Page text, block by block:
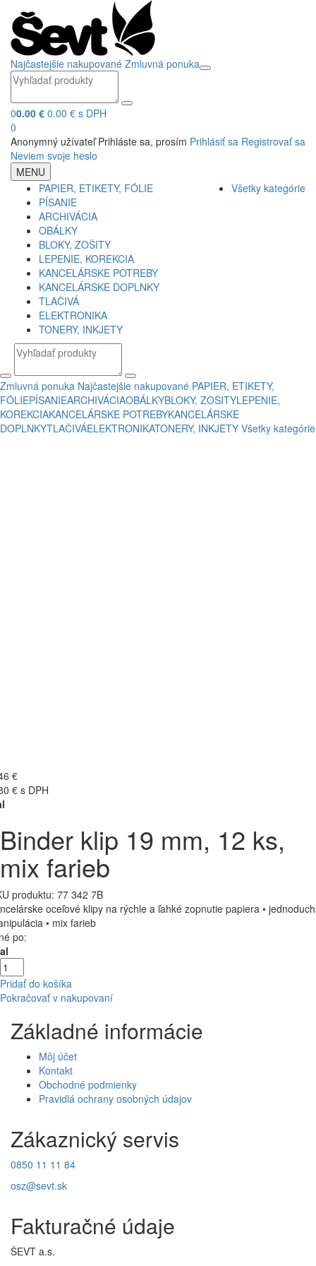
Najčastejšie nakupované Zmluvná ponuka
00.00 € 0.00 € s DPH
0
Anonymný užívateľ Prihláste sa, prosím Prihlásiť sa Registrovať sa
Neviem svoje heslo
MENU
PAPIER, ETIKETY, FÓLIE
PÍSANIE
ARCHIVÁCIA
OBÁLKY
BLOKY, ZOŠITY
LEPENIE, KOREKCIA
KANCELÁRSKE POTREBY
KANCELÁRSKE DOPLNKY
TLAČIVÁ
ELEKTRONIKA
TONERY, INKJETY
Všetky kategórie
Zmluvná ponuka Najčastejšie nakupované PAPIER, ETIKETY,
FÓLIEPÍSANIEARCHIVÁCIAOBÁLKYBLOKY, ZOŠITYLEPENIE,
KOREKCIAKANCELÁRSKE POTREBYKANCELÁRSKE
DOPLNKYTLAČIVÁELEKTRONIKATONERY, INKJETY Všetky kategórie
€
€ s DPH
Binder klip 19 mm, 12 ks,
mix farieb
produktu: 77 342 7B
oceľové klipy na rýchle a ľahké zopnutie papiera •
• mix farieb
po:
Pridať do košíka
Pokračovať v nakupovaní
Základné informácie
Môj účet
Kontakt
Obchodné podmienky
Pravidlá ochrany osobných údajov
Zákaznický servis
0850 11 11 84
osz@sevt.sk
Fakturačné údaje
ŠEVT a.s.